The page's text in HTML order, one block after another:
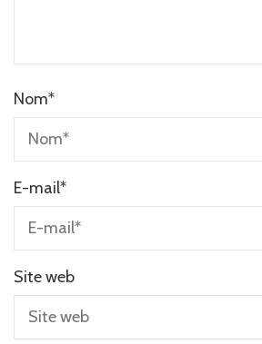
Nom*
E-mail*
Site web